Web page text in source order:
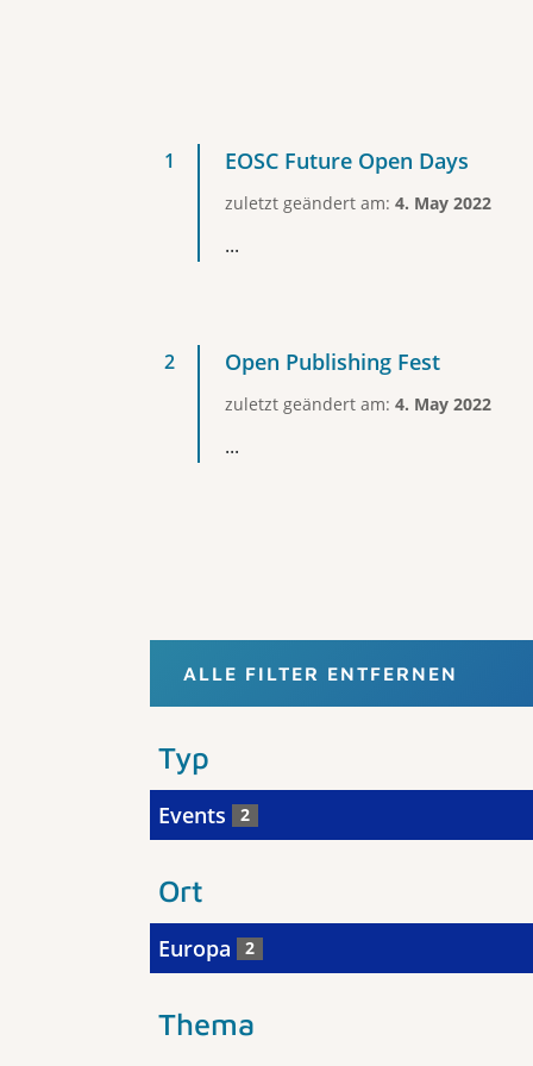
EOSC Future Open Days
zuletzt geändert am: 4. May 2022
...
Open Publishing Fest
zuletzt geändert am: 4. May 2022
...
ALLE FILTER ENTFERNEN
Typ
Events 2
Ort
Europa 2
Thema